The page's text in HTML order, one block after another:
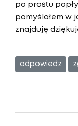
po prostu
pomyślałem w
znajduję
odpowiedz